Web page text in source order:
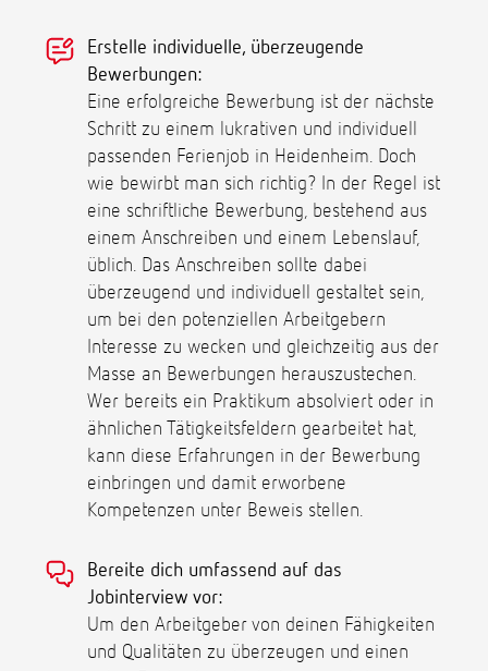
Erstelle individuelle, überzeugende
Bewerbungen:
Eine erfolgreiche Bewerbung ist der nächste
Schritt zu einem lukrativen und individuell
passenden Ferienjob in Heidenheim. Doch
wie bewirbt man sich richtig? In der Regel ist
eine schriftliche Bewerbung, bestehend aus
einem Anschreiben und einem Lebenslauf,
üblich. Das Anschreiben sollte dabei
überzeugend und individuell gestaltet sein,
um bei den potenziellen Arbeitgebern
Interesse zu wecken und gleichzeitig aus der
Masse an Bewerbungen herauszustechen.
Wer bereits ein Praktikum absolviert oder in
ähnlichen Tätigkeitsfeldern gearbeitet hat,
kann diese Erfahrungen in der Bewerbung
einbringen und damit erworbene
Kompetenzen unter Beweis stellen.
Bereite dich umfassend auf das
Jobinterview vor:
Um den Arbeitgeber von deinen Fähigkeiten
und Qualitäten zu überzeugen und einen